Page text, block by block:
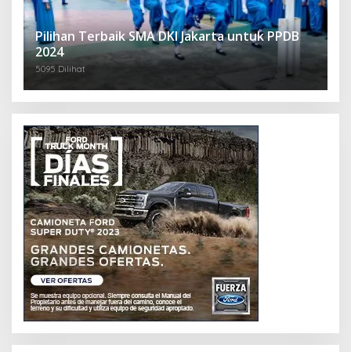
Pilihan Terbaik SMA DKI Jakarta untuk PPDB
2024
5095 Dilihat